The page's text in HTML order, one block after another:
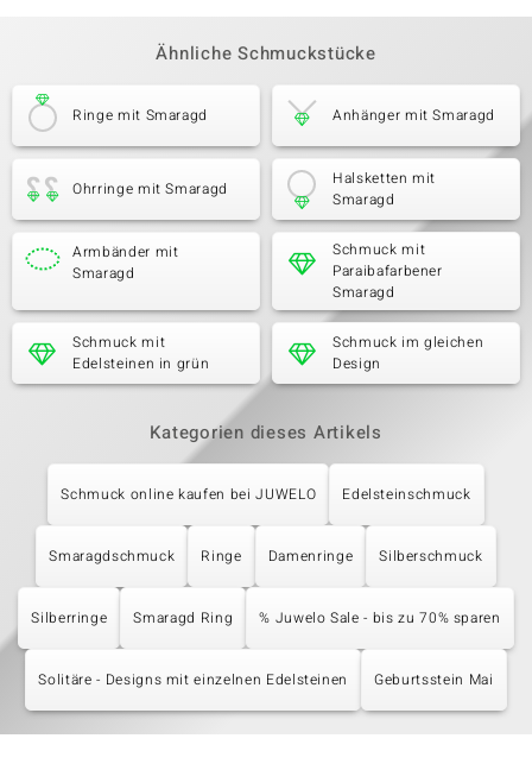
Ähnliche Schmuckstücke
Ringe mit Smaragd Anhänger mit Smaragd
Ohrringe mit Smaragd
Halsketten mit
Smaragd
Armbänder mit
Smaragd
Schmuck mit
Paraibafarbener
Smaragd
Schmuck mit
Edelsteinen in grün
Schmuck im gleichen
Design
Kategorien dieses Artikels
Schmuck online kaufen bei JUWELO Edelsteinschmuck
Smaragdschmuck Ringe Damenringe Silberschmuck
Silberringe Smaragd Ring % Juwelo Sale - bis zu 70% sparen
Solitäre - Designs mit einzelnen Edelsteinen Geburtsstein Mai